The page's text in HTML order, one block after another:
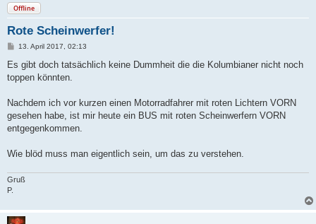
Offline
Rote Scheinwerfer!
B
i
r
13. April 2017, 02:13
Es gibt doch tatsächlich keine Dummheit die die Kolumbianer nicht noch
toppen könnten.
Nachdem ich vor kurzen einen Motorradfahrer mit roten Lichtern VORN
gesehen habe, ist mir heute ein BUS mit roten Scheinwerfern VORN
entgegenkommen.
Wie blöd muss man eigentlich sein, um das zu verstehen.
Gruß
P.